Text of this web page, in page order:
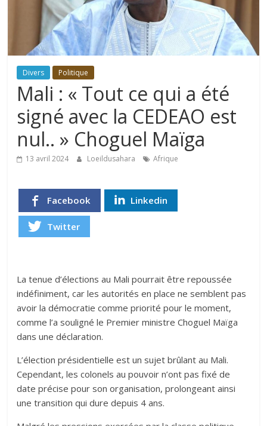
Divers Politique
Mali : « Tout ce qui a été
signé avec la CEDEAO est
nul.. » Choguel Maïga
13 avril 2024 Loeildusahara Afrique
Facebook Linkedin
Twitter
La tenue d’élections au Mali pourrait être repoussée
indéfiniment, car les autorités en place ne semblent pas
avoir la démocratie comme priorité pour le moment,
comme l’a souligné le Premier ministre Choguel Maïga
dans une déclaration.
L’élection présidentielle est un sujet brûlant au Mali.
Cependant, les colonels au pouvoir n’ont pas fixé de
date précise pour son organisation, prolongeant ainsi
une transition qui dure depuis 4 ans.